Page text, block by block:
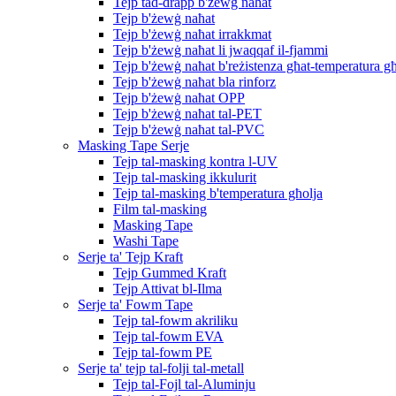
Tejp b'żewġ naħat
Tejp b'żewġ naħat irrakkmat
Tejp b'żewġ naħat li jwaqqaf il-fjammi
Tejp b'żewġ naħat b'reżistenza għat-temperatura
Tejp b'żewġ naħat bla rinforz
Tejp b'żewġ naħat OPP
Tejp b'żewġ naħat tal-PET
Tejp b'żewġ naħat tal-PVC
Masking Tape Serje
Tejp tal-masking kontra l-UV
Tejp tal-masking ikkulurit
Tejp tal-masking b'temperatura għolja
Film tal-masking
Masking Tape
Washi Tape
Serje ta' Tejp Kraft
Tejp Gummed Kraft
Tejp Attivat bl-Ilma
Serje ta' Fowm Tape
Tejp tal-fowm akriliku
Tejp tal-fowm EVA
Tejp tal-fowm PE
Serje ta' tejp tal-folji tal-metall
Tejp tal-Fojl tal-Aluminju